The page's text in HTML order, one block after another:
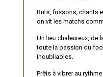
Buts, frissons, chants
on vit les matchs
Un lieu chaleureux, de
toute la passion du
inoubliables.
Prêts à vibrer au